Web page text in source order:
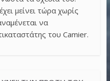
μείνει τώρα χωρίς
να
του Camier.